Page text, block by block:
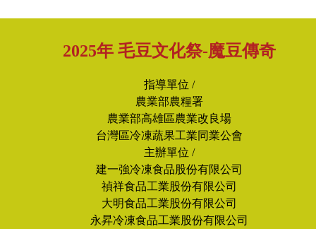
2025年 毛豆文化祭-魔豆傳奇
指導單位 /
農業部農糧署
農業部高雄區農業改良場
台灣區冷凍蔬果工業同業公會
主辦單位 /
建一強冷凍食品股份有限公司
禎祥食品工業股份有限公司
大明食品工業股份有限公司
永昇冷凍食品工業股份有限公司